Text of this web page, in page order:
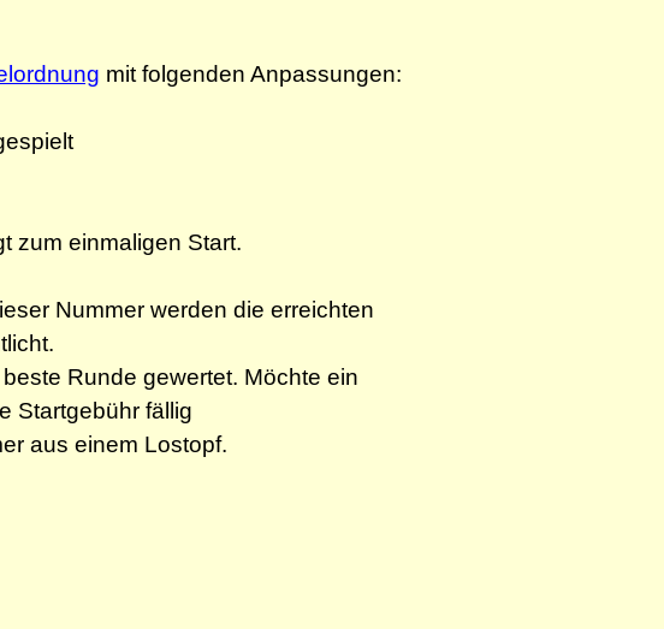
mit folgenden Anpassungen:
zum einmaligen Start.
Nummer werden die erreichten
Runde gewertet. Möchte ein
Startgebühr fällig
aus einem Lostopf.